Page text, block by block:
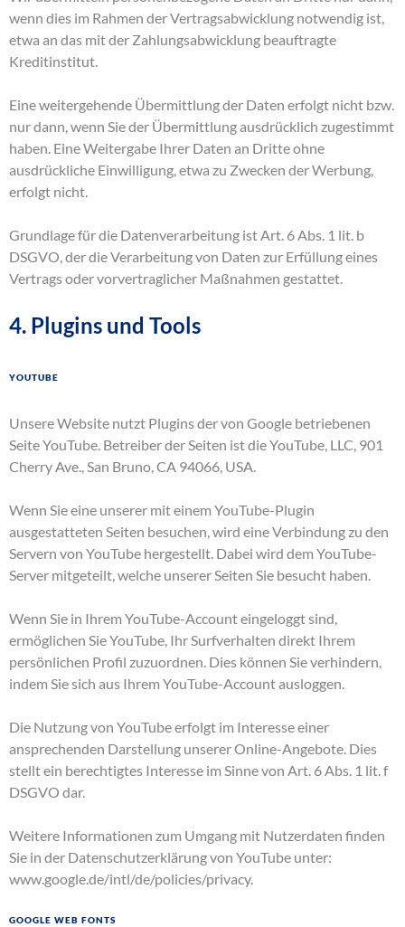
wenn dies im Rahmen der Vertragsabwicklung notwendig ist,
etwa an das mit der Zahlungsabwicklung beauftragte
Kreditinstitut.
Eine weitergehende Übermittlung der Daten erfolgt nicht bzw.
nur dann, wenn Sie der Übermittlung ausdrücklich zugestimmt
haben. Eine Weitergabe Ihrer Daten an Dritte ohne
ausdrückliche Einwilligung, etwa zu Zwecken der Werbung,
erfolgt nicht.
Grundlage für die Datenverarbeitung ist Art. 6 Abs. 1 lit. b
DSGVO, der die Verarbeitung von Daten zur Erfüllung eines
Vertrags oder vorvertraglicher Maßnahmen gestattet.
4. Plugins und Tools
YouTube
Unsere Website nutzt Plugins der von Google betriebenen
Seite YouTube. Betreiber der Seiten ist die YouTube, LLC, 901
Cherry Ave., San Bruno, CA 94066, USA.
Wenn Sie eine unserer mit einem YouTube-Plugin
ausgestatteten Seiten besuchen, wird eine Verbindung zu den
Servern von YouTube hergestellt. Dabei wird dem YouTube-
Server mitgeteilt, welche unserer Seiten Sie besucht haben.
Wenn Sie in Ihrem YouTube-Account eingeloggt sind,
ermöglichen Sie YouTube, Ihr Surfverhalten direkt Ihrem
persönlichen Profil zuzuordnen. Dies können Sie verhindern,
indem Sie sich aus Ihrem YouTube-Account ausloggen.
Die Nutzung von YouTube erfolgt im Interesse einer
ansprechenden Darstellung unserer Online-Angebote. Dies
stellt ein berechtigtes Interesse im Sinne von Art. 6 Abs. 1 lit. f
DSGVO dar.
Weitere Informationen zum Umgang mit Nutzerdaten finden
Sie in der Datenschutzerklärung von YouTube unter:
www.google.de/intl/de/policies/privacy.
Google Web Fonts